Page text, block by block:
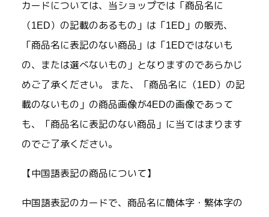
カードについては、当ショップでは「商品名に
（1ED）の記載のあるもの」は「1ED」の販売、
「商品名に表記のない商品」は「1EDではないも
の、または選べないもの」となりますのであらかじ
めご了承ください。 また、「商品名に（1ED）の記
載のないもの」の商品画像が4EDの画像であって
も、「商品名に表記のない商品」に当てはまります
のでご了承ください。
【中国語表記の商品について】
中国語表記のカードで、商品名に簡体字・繁体字の